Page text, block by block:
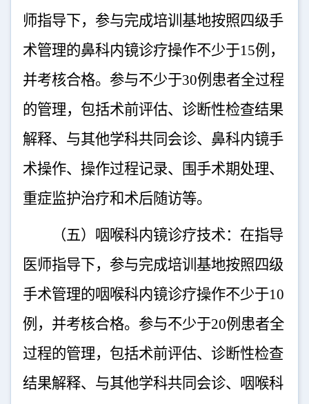
师指导下，参与完成培训基地按照四级手
术管理的鼻科内镜诊疗操作不少于15例，
并考核合格。参与不少于30例患者全过程
的管理，包括术前评估、诊断性检查结果
解释、与其他学科共同会诊、鼻科内镜手
术操作、操作过程记录、围手术期处理、
重症监护治疗和术后随访等。
（五）咽喉科内镜诊疗技术：在指导
医师指导下，参与完成培训基地按照四级
手术管理的咽喉科内镜诊疗操作不少于10
例，并考核合格。参与不少于20例患者全
过程的管理，包括术前评估、诊断性检查
结果解释、与其他学科共同会诊、咽喉科